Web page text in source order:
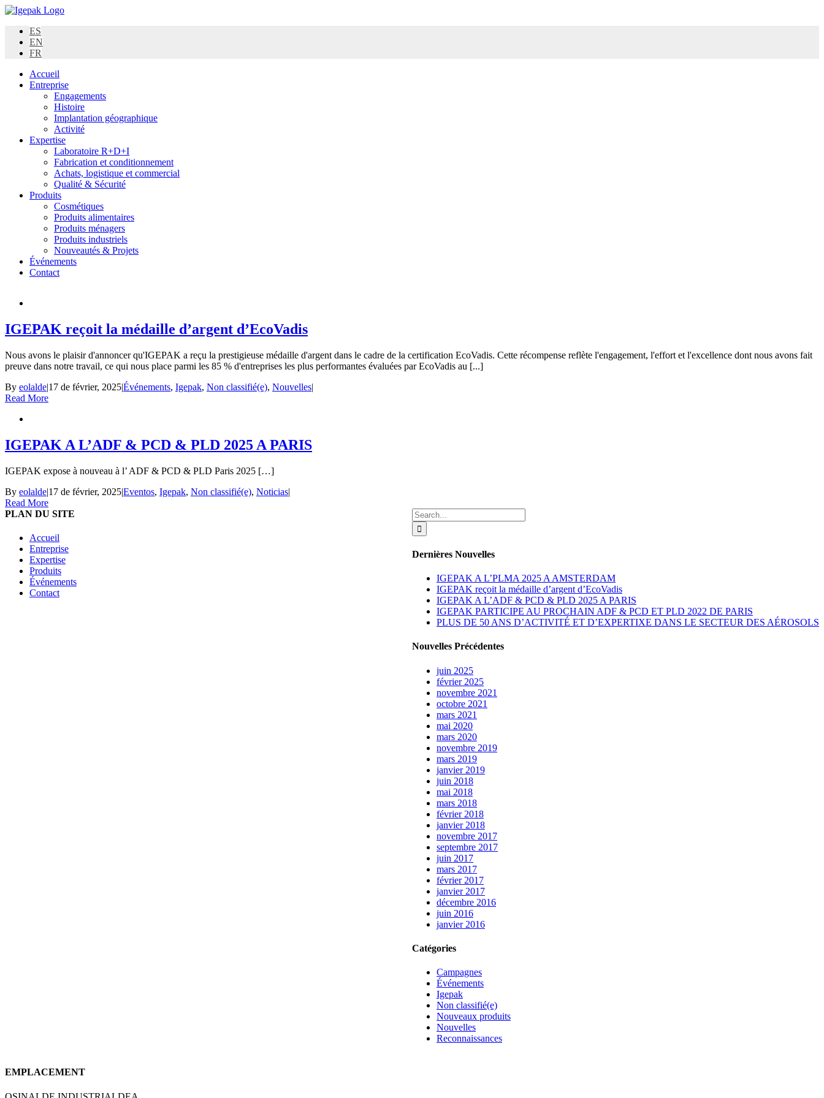
Skip
contentES
EN
FR
Accueil
Entreprise
Engagements
Histoire
Implantation géographique
Activité
Expertise
Laboratoire R+D+I
Fabrication et conditionnement
Achats, logistique et commercial
Qualité & Sécurité
Produits
Cosmétiques
Produits alimentaires
Produits ménagers
Produits industriels
Nouveautés & Projets
Événements
Contact
IGEPAK reçoit la médaille d’argent d’EcoVadis
Nous avons le plaisir d'annoncer qu'IGEPAK a reçu la prestigieuse médaille d'argent dans le cadre de la certification EcoVadis. Cette récompense reflète l'engagement, l'effort et l'excellence dont nous avons fait
preuve dans notre travail, ce qui nous place parmi les 85 % d'entreprises les plus performantes évaluées par EcoVadis au [...]
By eolalde|17 de février, 2025|Événements, Igepak, Non classifié(e), Nouvelles|
Read More
IGEPAK A L’ADF & PCD & PLD 2025 A PARIS
IGEPAK expose à nouveau à l’ ADF & PCD & PLD Paris 2025 […]
By eolalde|17 de février, 2025|Eventos, Igepak, Non classifié(e), Noticias|
Read More
Search
for:
Dernières Nouvelles
IGEPAK A L’PLMA 2025 A AMSTERDAM
IGEPAK reçoit la médaille d’argent d’EcoVadis
IGEPAK A L’ADF & PCD & PLD 2025 A PARIS
IGEPAK PARTICIPE AU PROCHAIN ADF & PCD ET PLD 2022 DE PARIS
PLUS DE 50 ANS D’ACTIVITÉ ET D’EXPERTIXE DANS LE SECTEUR DES AÉROSOLS
Nouvelles Précédentes
juin 2025
février 2025
novembre 2021
octobre 2021
mars 2021
mai 2020
mars 2020
novembre 2019
mars 2019
janvier 2019
juin 2018
mai 2018
mars 2018
février 2018
janvier 2018
novembre 2017
septembre 2017
juin 2017
mars 2017
février 2017
janvier 2017
décembre 2016
juin 2016
janvier 2016
Catégories
Campagnes
Événements
Igepak
Non classifié(e)
Nouveaux produits
Nouvelles
Reconnaissances
PLAN DU SITE
Accueil
Entreprise
Expertise
Produits
Événements
Contact
EMPLACEMENT